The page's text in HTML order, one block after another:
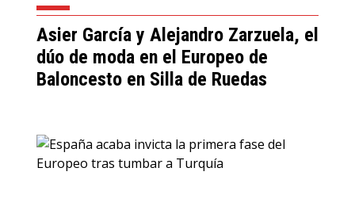
Asier García y Alejandro Zarzuela, el
dúo de moda en el Europeo de
Baloncesto en Silla de Ruedas